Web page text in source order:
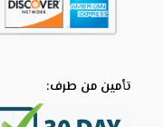
تأمين من طرف: